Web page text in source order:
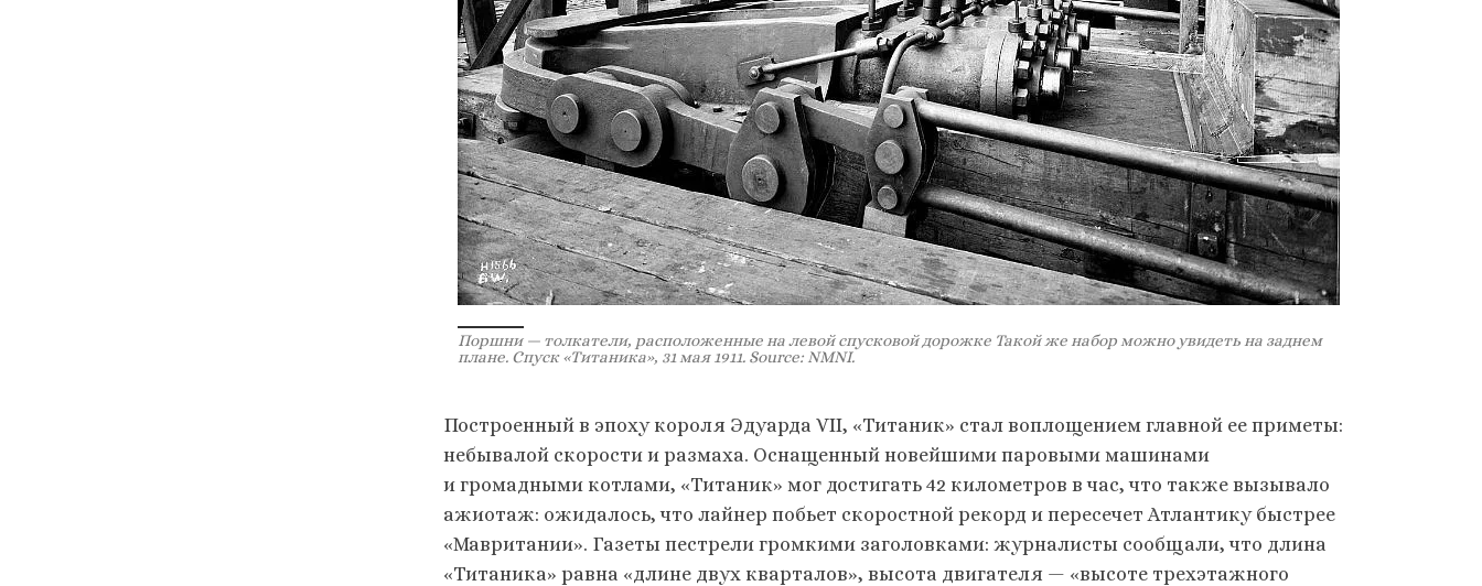
Поршни — толкатели, расположенные на левой спусковой дорожке Такой же набор можно увидеть на заднем
плане. Спуск «Титаника», 31 мая 1911. Source: NMNI.
Построенный в эпоху короля Эдуарда VII, «Титаник» стал воплощением главной ее приметы:
небывалой скорости и размаха. Оснащенный новейшими паровыми машинами
и громадными котлами, «Титаник» мог достигать 42 километров в час, что также вызывало
ажиотаж: ожидалось, что лайнер побьет скоростной рекорд и пересечет Атлантику быстрее
«Мавритании». Газеты пестрели громкими заголовками: журналисты сообщали, что длина
«Титаника» равна «длине двух кварталов», высота двигателя — «высоте трехэтажного